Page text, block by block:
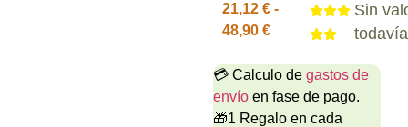
21,12 € -
48,90 €
Sin
todavía
💳 Calculo de gastos de
envíoen fase de pago.
🎁1 Regalo en cada